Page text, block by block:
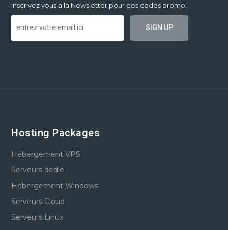
Inscrivez vous a la Newsletter pour des codes promo!
Hosting Packages
Hébergement VPS
Serveurs dedie
Hébergement Windows
Serveurs Cloud
Serveurs Linux